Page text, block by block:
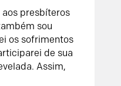
aos presbíteros
sou
os sofrimentos
de sua
Assim,